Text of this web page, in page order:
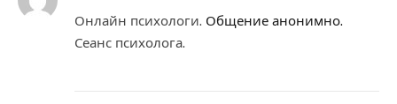
Онлайн психологи. Общение анонимно.
Сеанс психолога.